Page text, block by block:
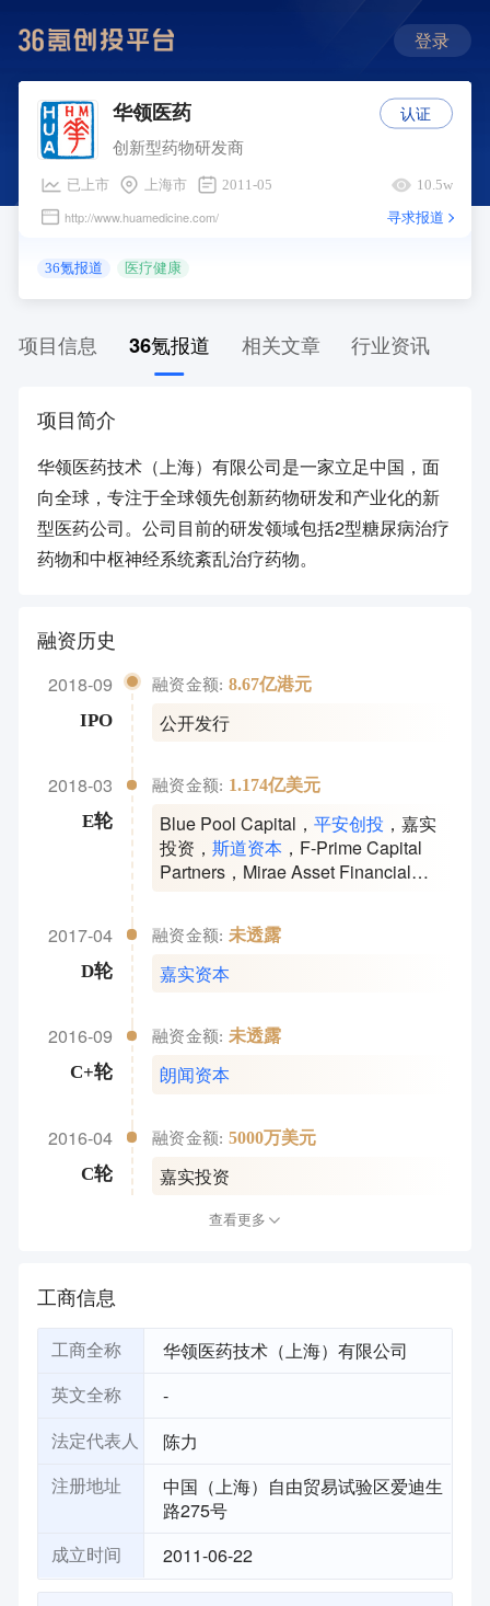
登录
华领医药
创新型药物研发商
已上市 上海市 2011-05 10.5w
http://www.huamedicine.com/ 寻求报道
36氪报道 医疗健康
认证
项目信息 36氪报道 相关文章 行业资讯
项目简介
华领医药技术（上海）有限公司是一家立足中国，面
向全球，专注于全球领先创新药物研发和产业化的新
型医药公司。公司目前的研发领域包括2型糖尿病治疗
药物和中枢神经系统紊乱治疗药物。
融资历史
2018-09
IPO
融资金额: 8.67亿港元
公开发行
2018-03
E轮
融资金额: 1.174亿美元
Blue Pool Capital ，平安创投 ，嘉实
投资 ，斯道资本 ， F-Prime Capital
Partners ， Mirae Asset Financial
Private Limited，
Venture Partners
层，药明康德
2017-04
D轮
融资金额: 未透露
嘉实资本
2016-09
C+轮
融资金额: 未透露
朗闻资本
2016-04
C轮
融资金额: 5000万美元
嘉实投资
查看更多
工商信息
工商全称 华领医药技术（上海）有限公司
英文全称 -
法定代表人 陈力
注册地址
中国（上海）自由贸易试验区爱迪生
路275号
成立时间 2011-06-22